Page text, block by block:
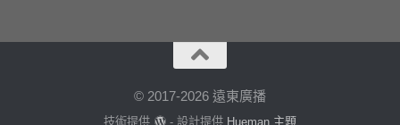
© 2017-2026 遠東廣播
技術提供 - 設計提供 Hueman 主題